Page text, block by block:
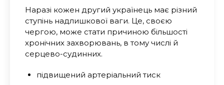
Наразі кожен другий українець має різний
ступінь надлишкової ваги. Це, своєю
чергою, може стати причиною більшості
хронічних захворювань, в тому числі й
серцево-судинних.
підвищений артеріальний тиск